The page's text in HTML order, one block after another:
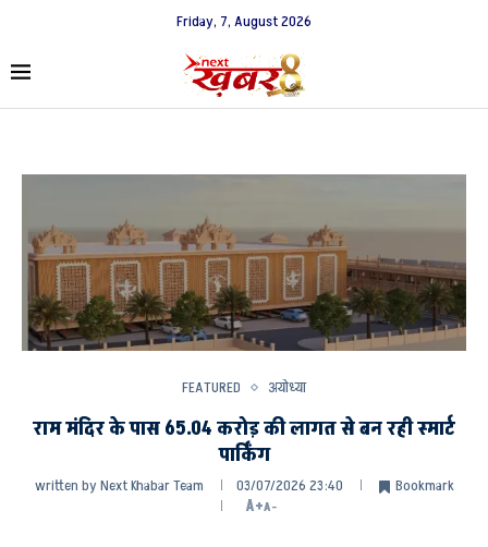
Friday, 7, August 2026
FEATURED अयोध्या
राम मंदिर के पास 65.04 करोड़ की लागत से बन रही स्मार्ट
पार्किंग
written byNext Khabar Team 03/07/2026 23:40
Bookmark
A+A-